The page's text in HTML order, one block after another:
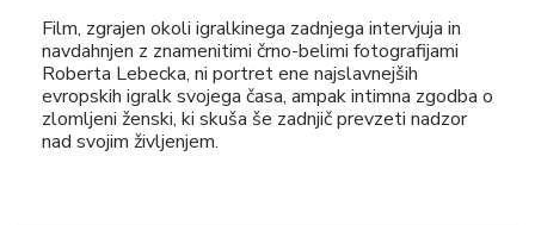
Film, zgrajen okoli igralkinega zadnjega intervjuja in
navdahnjen z znamenitimi črno-belimi fotografijami
Roberta Lebecka, ni portret ene najslavnejših
evropskih igralk svojega časa, ampak intimna zgodba o
zlomljeni ženski, ki skuša še zadnjič prevzeti nadzor
nad svojim življenjem.